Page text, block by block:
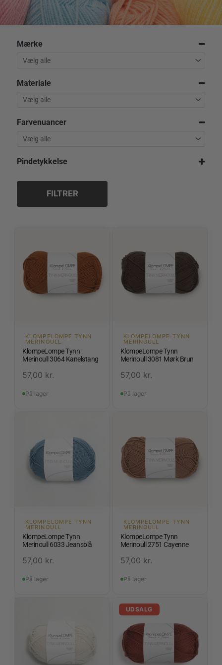
Mærke
Materiale
Farvenuancer
Pindetykkelse
FILTRER
KLOMPELOMPE TYNN
MERINOULL
KlompeLompe Tynn
Merinoull 3064 Kanelstang
57,00 kr.
På lager
KLOMPELOMPE TYNN
MERINOULL
KlompeLompe Tynn
Merinoull 3081 Mørk Brun
57,00 kr.
På lager
KLOMPELOMPE TYNN
MERINOULL
KlompeLompe Tynn
Merinoull 6033 Jeansblå
57,00 kr.
På lager
KLOMPELOMPE TYNN
MERINOULL
KlompeLompe Tynn
Merinoull 2751 Cayenne
57,00 kr.
På lager
UDSALG